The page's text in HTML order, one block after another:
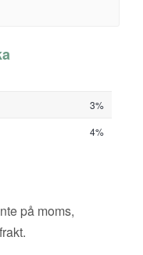
3%
4%
på moms,